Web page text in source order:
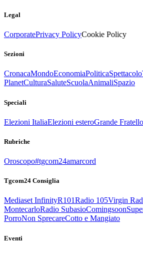
Legal
CorporatePrivacy PolicyCookie Policy
Sezioni
CronacaMondoEconomiaPoliticaSpettacolo
PlanetCulturaSaluteScuolaAnimaliSpazio
Speciali
Elezioni ItaliaElezioni esteroGrande Fratello
Rubriche
Oroscopo#tgcom24amarcord
Tgcom24 Consiglia
Mediaset InfinityR101Radio 105Virgin
MontecarloRadio SubasioComingsoon
PorroNon SprecareCotto e Mangiato
Eventi